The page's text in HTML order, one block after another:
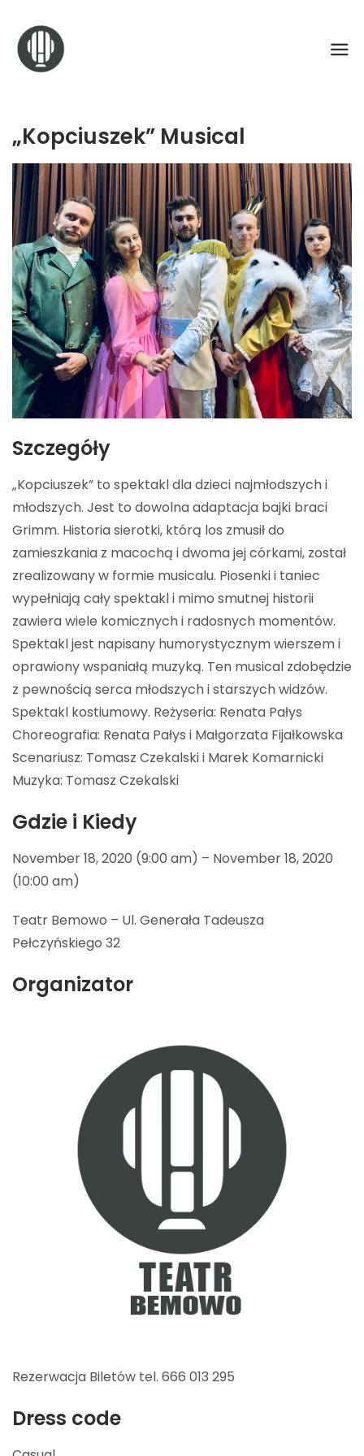
„Kopciuszek” Musical
Szczegóły
„Kopciuszek” to spektakl dla dzieci najmłodszych i
młodszych. Jest to dowolna adaptacja bajki braci
Grimm. Historia sierotki, którą los zmusił do
zamieszkania z macochą i dwoma jej córkami, został
zrealizowany w formie musicalu. Piosenki i taniec
wypełniają cały spektakl i mimo smutnej historii
zawiera wiele komicznych i radosnych momentów.
Spektakl jest napisany humorystycznym wierszem i
oprawiony wspaniałą muzyką. Ten musical zdobędzie
z pewnością serca młodszych i starszych widzów.
Spektakl kostiumowy. Reżyseria: Renata Pałys
Choreografia: Renata Pałys i Małgorzata Fijałkowska
Scenariusz: Tomasz Czekalski i Marek Komarnicki
Muzyka: Tomasz Czekalski
Gdzie i Kiedy
November 18, 2020 (9:00 am) – November 18, 2020
(10:00 am)
Teatr Bemowo – Ul. Generała Tadeusza
Pełczyńskiego 32
Organizator
Rezerwacja Biletów tel. 666 013 295
Dress code